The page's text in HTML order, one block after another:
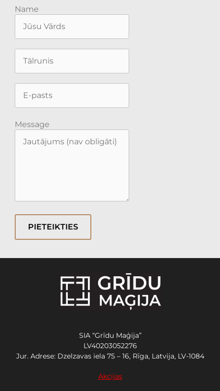
Name
Message
PIETEIKTIES
SIA “Grīdu Maģija”
LV40203052276
Jur. Adrese: Dzelzavas iela 75 – 16, Rīga, Latvija, LV-1084
Akcijas